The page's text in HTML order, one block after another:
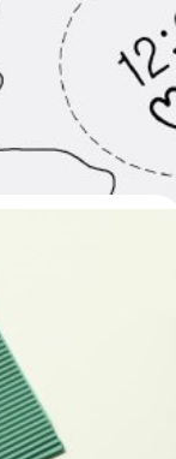
พไปยังด้านหลัง
ปลี่ยนมาใช้จอ
รายใหญ่ที่สุดใน
นาคตเราก็อาจยัง
พราะมีรายงานว่า
หน้าจอชนิดใหม่